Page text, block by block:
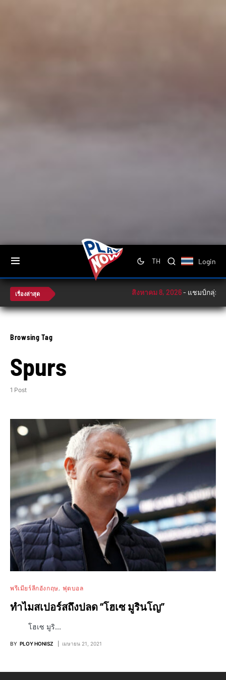
TH Login
เรื่องล่าสุด สิงหาคม 8, 2026-แชมป์กลุ่ม! ช้
Browsing Tag
Spurs
1 Post
พรีเมียร์ลีกอังกฤษ ฟุตบอล
ทำไมสเปอร์สถึงปลด “โฮเซ มูรินโญ”
โฮเซ มูริ…
BY PLOY HONISZ เมษายน 21, 2021